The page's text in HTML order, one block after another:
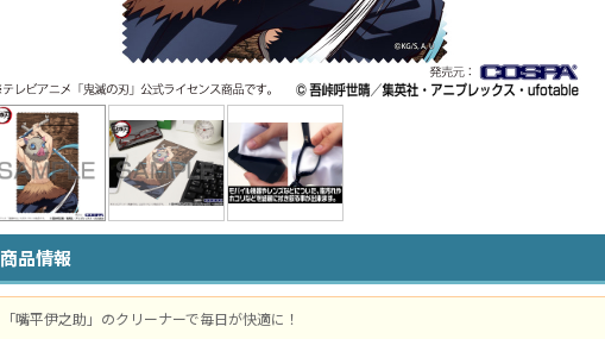
商品情報
「嘴平伊之助」のクリーナーで毎日が快適に！